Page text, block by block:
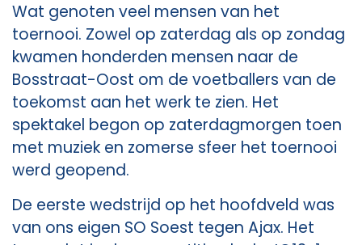
Wat genoten veel mensen van het
toernooi. Zowel op zaterdag als op zondag
kwamen honderden mensen naar de
Bosstraat-Oost om de voetballers van de
toekomst aan het werk te zien. Het
spektakel begon op zaterdagmorgen toen
met muziek en zomerse sfeer het toernooi
werd geopend.
De eerste wedstrijd op het hoofdveld was
van ons eigen SO Soest tegen Ajax. Het